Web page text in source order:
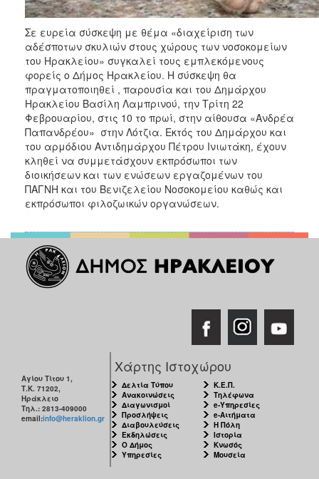
Σε ευρεία σύσκεψη με θέμα «διαχείριση των
αδέσποτων σκυλιών στους χώρους των νοσοκομείων
του Ηρακλείου» συγκαλεί τους εμπλεκόμενους
φορείς ο Δήμος Ηρακλείου. Η σύσκεψη θα
πραγματοποιηθεί , παρουσία και του Δημάρχου
Ηρακλείου Βασίλη Λαμπρινού, την Τρίτη 22
Φεβρουαρίου, στις 10 το πρωί, στην αίθουσα «Ανδρέα
Παπανδρέου» στην Λότζια. Εκτός του Δημάρχου και
του αρμόδιου Αντιδημάρχου Πέτρου Ινιωτάκη, έχουν
κληθεί να συμμετάσχουν εκπρόσωποι των
διοικήσεων και των ενώσεων εργαζομένων του
ΠΑΓΝΗ και του Βενιζελείου Νοσοκομείου καθώς και
εκπρόσωποι φιλοζωικών οργανώσεων.
Αγίου Τίτου 1,
Τ.Κ. 71202,
Ηράκλειο
Τηλ.: 2813-409000
email:info@heraklion.gr
Χάρτης Ιστοχώρου
Δελτία Τύπου
Ανακοινώσεις
Διαγωνισμοί
Προσλήψεις
Διαβουλεύσεις
Εκδηλώσεις
Ο Δήμος
Υπηρεσίες
Κ.Ε.Π.
Τηλέφωνα
e-Υπηρεσίες
e-Αιτήματα
Η Πόλη
Ιστορία
Κνωσός
Μουσεία